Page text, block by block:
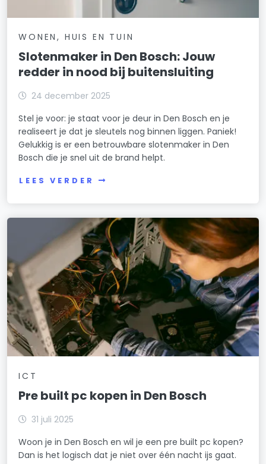
WONEN, HUIS EN TUIN
Slotenmaker in Den Bosch: Jouw
redder in nood bij buitensluiting
24 december 2025
Stel je voor: je staat voor je deur in Den Bosch en je
realiseert je dat je sleutels nog binnen liggen. Paniek!
Gelukkig is er een betrouwbare slotenmaker in Den
Bosch die je snel uit de brand helpt.
LEES VERDER
ICT
Pre built pc kopen in Den Bosch
31 juli 2025
Woon je in Den Bosch en wil je een pre built pc kopen?
Dan is het logisch dat je niet over één nacht ijs gaat.